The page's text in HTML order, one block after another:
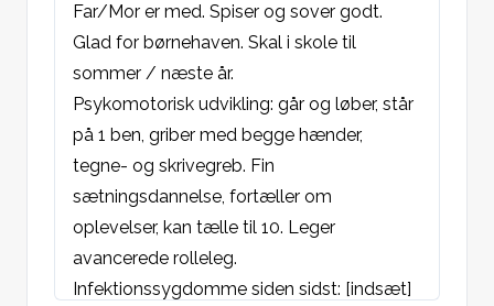
Far/Mor er med. Spiser og sover godt.
Glad for børnehaven. Skal i skole til
sommer / næste år.
Psykomotorisk udvikling: går og løber, står
på 1 ben, griber med begge hænder,
tegne- og skrivegreb. Fin
sætningsdannelse, fortæller om
oplevelser, kan tælle til 10. Leger
avancerede rolleleg.
Infektionssygdomme siden sidst: [indsæt]